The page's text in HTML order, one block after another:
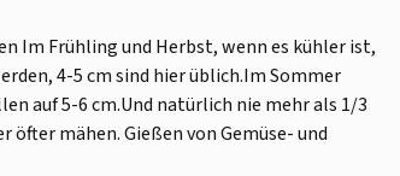
Im Frühling und Herbst, wenn es kühler ist,
4-5 cm sind hier üblich.Im Sommer
auf 5-6 cm.Und natürlich nie mehr als 1/3
öfter mähen. Gießen von Gemüse- und